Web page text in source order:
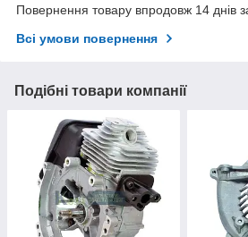
Повернення товару впродовж 14 днів
Всі умови повернення
Подібні товари компанії